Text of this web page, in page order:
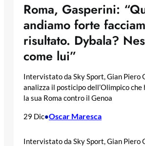
Roma, Gasperini:
andiamo forte
risultato. Dybala?
come lui”
Intervistato da Sky Sport, Gian Piero
analizza il posticipo dell’Olimpico
la sua Roma contro il Genoa
29 Dic•Oscar Maresca
Intervistato da Sky Sport, Gian Piero